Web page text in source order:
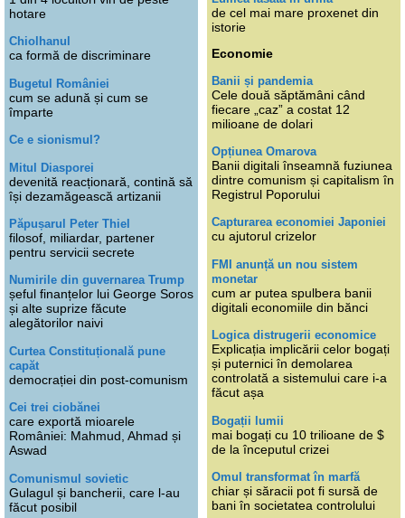
hotare
Chiolhanul
ca formă de discriminare
Bugetul României
cum se adună și cum se
împarte
Ce e sionismul?
Mitul Diasporei
devenită reacționară, contină să
își dezamăgească artizanii
Păpușarul Peter Thiel
filosof, miliardar, partener
pentru servicii secrete
Numirile din guvernarea Trump
șeful finanțelor lui George Soros
și alte suprize făcute
alegătorilor naivi
Curtea Constituțională pune
capăt
democrației din post-comunism
Cei trei ciobănei
care exportă mioarele
României: Mahmud, Ahmad și
Aswad
Comunismul sovietic
Gulagul și bancherii, care l-au
făcut posibil
de cel mai mare proxenet din
istorie
Economie
Banii și pandemia
Cele două săptămâni când
fiecare „caz” a costat 12
milioane de dolari
Opțiunea Omarova
Banii digitali înseamnă fuziunea
dintre comunism și capitalism în
Registrul Poporului
Capturarea economiei Japoniei
cu ajutorul crizelor
FMI anunță un nou sistem
monetar
cum ar putea spulbera banii
digitali economiile din bănci
Logica distrugerii economice
Explicația implicării celor bogați
și puternici în demolarea
controlată a sistemului care i-a
făcut așa
Bogații lumii
mai bogați cu 10 trilioane de $
de la începutul crizei
Omul transformat în marfă
chiar și săracii pot fi sursă de
bani în societatea controlului